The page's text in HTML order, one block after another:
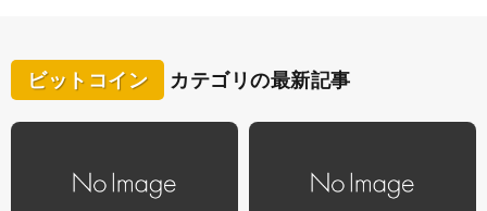
ビットコイン カテゴリの最新記事